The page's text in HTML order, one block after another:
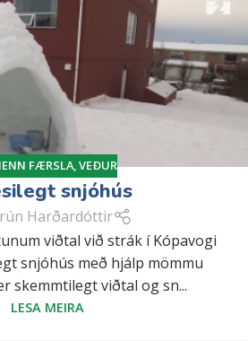
FÆRSLA,VEÐUR
snjóhús
Harðardóttir
viðtal við strák í Kópavogi
snjóhús með hjálp mömmu
skemmtilegt viðtal og sn...
LESA MEIRA